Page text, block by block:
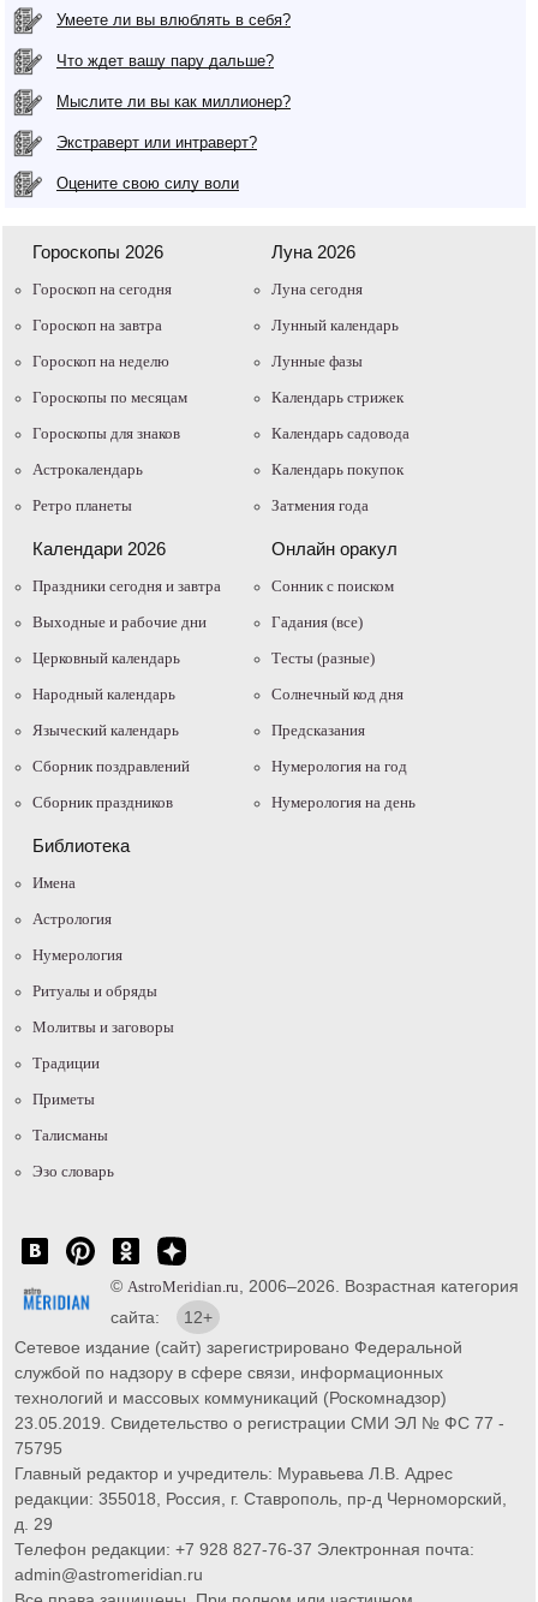
Умеете ли вы влюблять в себя?
Что ждет вашу пару дальше?
Мыслите ли вы как миллионер?
Экстраверт или интраверт?
Оцените свою силу воли
Гороскопы 2026
Гороскоп на сегодня
Гороскоп на завтра
Гороскоп на неделю
Гороскопы по месяцам
Гороскопы для знаков
Астрокалендарь
Ретро планеты
Луна 2026
Луна сегодня
Лунный календарь
Лунные фазы
Календарь стрижек
Календарь садовода
Календарь покупок
Затмения года
Календари 2026
Праздники сегодня и завтра
Выходные и рабочие дни
Церковный календарь
Народный календарь
Языческий календарь
Сборник поздравлений
Сборник праздников
Онлайн оракул
Cонник с поиском
Гадания (все)
Тесты (разные)
Солнечный код дня
Предсказания
Нумерология на год
Нумерология на день
Библиотека
Имена
Астрология
Нумерология
Ритуалы и обряды
Молитвы и заговоры
Традиции
Приметы
Талисманы
Эзо словарь
© AstroMeridian.ru , 2006–2026. Возрастная категория
сайта:
12+
Сетевое издание (сайт) зарегистрировано Федеральной
службой по надзору в сфере связи, информационных
технологий и массовых коммуникаций (Роскомнадзор)
23.05.2019. Свидетельство о регистрации СМИ ЭЛ № ФС 77 -
75795
Главный редактор и учредитель: Муравьева Л.В. Адрес
редакции: 355018, Россия, г. Ставрополь, пр-д Черноморский,
д. 29
Телефон редакции: +7 928 827-76-37 Электронная почта:
admin@astromeridian.ru